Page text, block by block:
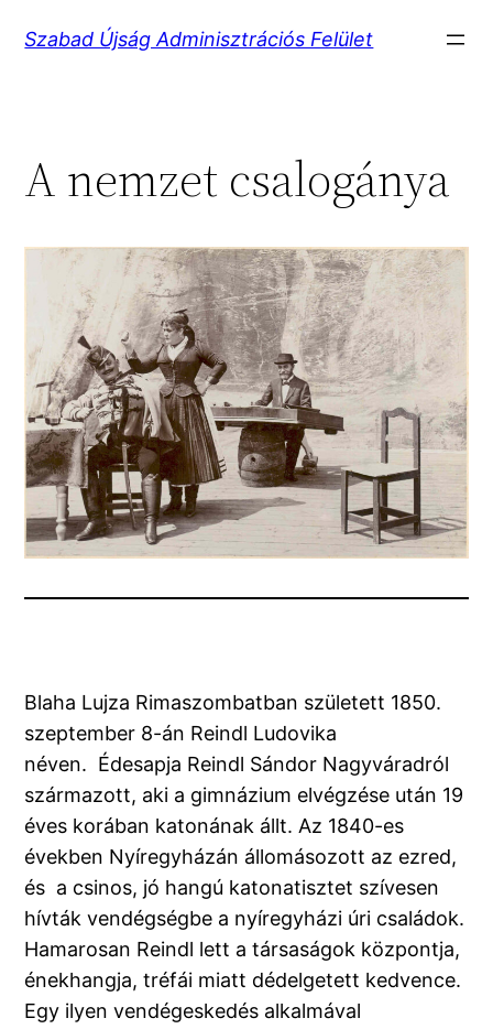
Szabad Újság Adminisztrációs Felület
A nemzet csalogánya
Blaha Lujza Rimaszombatban született 1850.
szeptember 8-án Reindl Ludovika
néven. Édesapja Reindl Sándor Nagyváradról
származott, aki a gimnázium elvégzése után 19
éves korában katonának állt. Az 1840-es
években Nyíregyházán állomásozott az ezred,
és a csinos, jó hangú katonatisztet szívesen
hívták vendégségbe a nyíregyházi úri családok.
Hamarosan Reindl lett a társaságok központja,
énekhangja, tréfái miatt dédelgetett kedvence.
Egy ilyen vendégeskedés alkalmával